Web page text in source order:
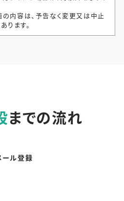
の内容は、予告なく変更又は中止
ります。
までの流れ
ール登録